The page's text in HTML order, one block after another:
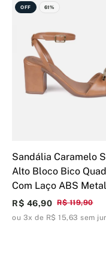
OFF 61%
Sandália Caramelo
Alto Bloco Bico
Com Laço ABS
R$ 119,90
R$ 46,90
ou 3x de R$ 15,63 sem